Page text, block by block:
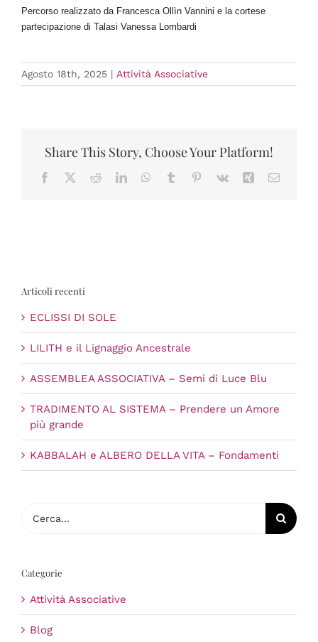
Percorso realizzato da Francesca Ollìn Vannini e la cortese
partecipazione di Talasi Vanessa Lombardi
Agosto 18th, 2025 | Attività Associative
Share This Story, Choose Your Platform!
Facebook RedditLinkedInWhatsApp
Tumblr Pinterest
Vk Xing Email
Articoli recenti
ECLISSI DI SOLE
LILITH e il Lignaggio Ancestrale
ASSEMBLEA ASSOCIATIVA – Semi di Luce Blu
TRADIMENTO AL SISTEMA – Prendere un Amore
più grande
KABBALAH e ALBERO DELLA VITA – Fondamenti
per:
Categorie
Attività Associative
Blog